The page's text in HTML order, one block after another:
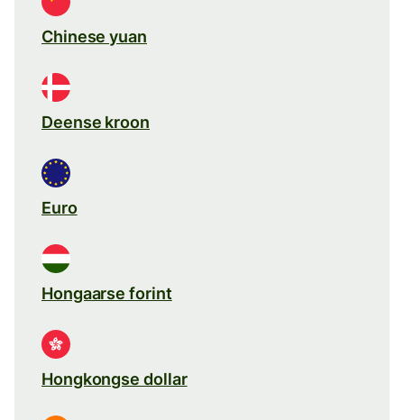
Chinese yuan
Deense kroon
Euro
Hongaarse forint
Hongkongse dollar